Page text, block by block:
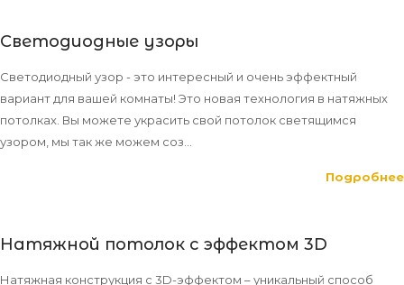
Светодиодные узоры
Светодиодный узор - это интересный и очень эффектный
вариант для вашей комнаты! Это новая технология в натяжных
потолках. Вы можете украсить свой потолок светящимся
узором, мы так же можем соз...
Подробнее
Натяжной потолок с эффектом 3D
Натяжная конструкция с 3D-эффектом – уникальный способ